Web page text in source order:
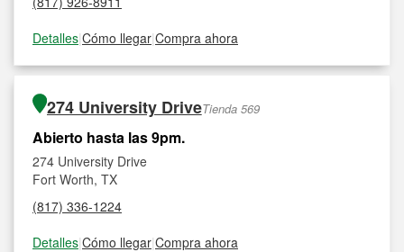
Detalles|Cómo llegar|Compra ahora
274 University DriveTienda 569
Abierto hasta las 9pm.
274 University Drive
Fort Worth, TX
(817) 336-1224
Detalles|Cómo llegar|Compra ahora